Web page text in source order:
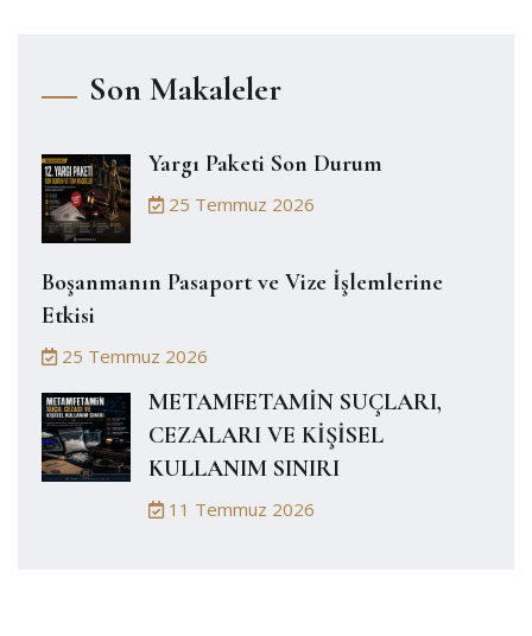
Son Makaleler
Yargı Paketi Son Durum
25 Temmuz 2026
Boşanmanın Pasaport ve Vize İşlemlerine
Etkisi
25 Temmuz 2026
METAMFETAMİN SUÇLARI,
CEZALARI VE KİŞİSEL
KULLANIM SINIRI
11 Temmuz 2026